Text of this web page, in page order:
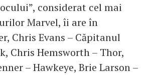
considerat cel mai
Marvel, îi are în
Chris Evans – Căpitanul
Chris Hemsworth – Thor,
– Hawkeye, Brie Larson –